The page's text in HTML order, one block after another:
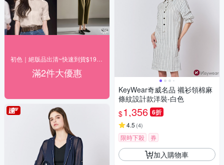
滿2件大優惠
KeyWear奇威名品 襯衫領棉麻
條紋設計款洋裝-白色
$1,356 6折
4.5 (4)
限時下殺 券
加入購物車